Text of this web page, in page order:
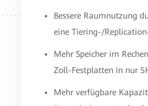
Bessere Raumnutzung
eine Tiering-/
Mehr Speicher im
Zoll-Festplatten in nur
Mehr verfügbare